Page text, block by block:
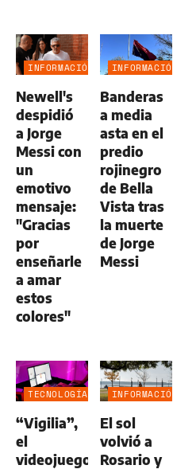
INFORMACIÓN
Newell's
despidió
a Jorge
Messi con
un
emotivo
mensaje:
"Gracias
por
enseñarle
a amar
estos
colores"
INFORMACIÓN
Banderas
a media
asta en el
predio
rojinegro
de Bella
Vista tras
la muerte
de Jorge
Messi
TECNOLOGÍA
“Vigilia”,
el
videojuego
INFORMACIÓN
El sol
volvió a
Rosario y